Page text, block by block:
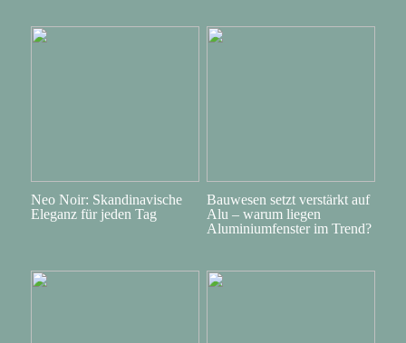
Neo Noir: Skandinavische
Eleganz für jeden Tag
Bauwesen setzt verstärkt auf
Alu – warum liegen
Aluminiumfenster im Trend?